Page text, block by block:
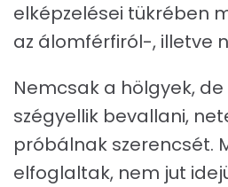
elképzelései tükrében
az álomférfiról-, illetve
Nemcsak a hölgyek,
szégyellik bevallani,
próbálnak szerencsét.
elfoglaltak, nem jut